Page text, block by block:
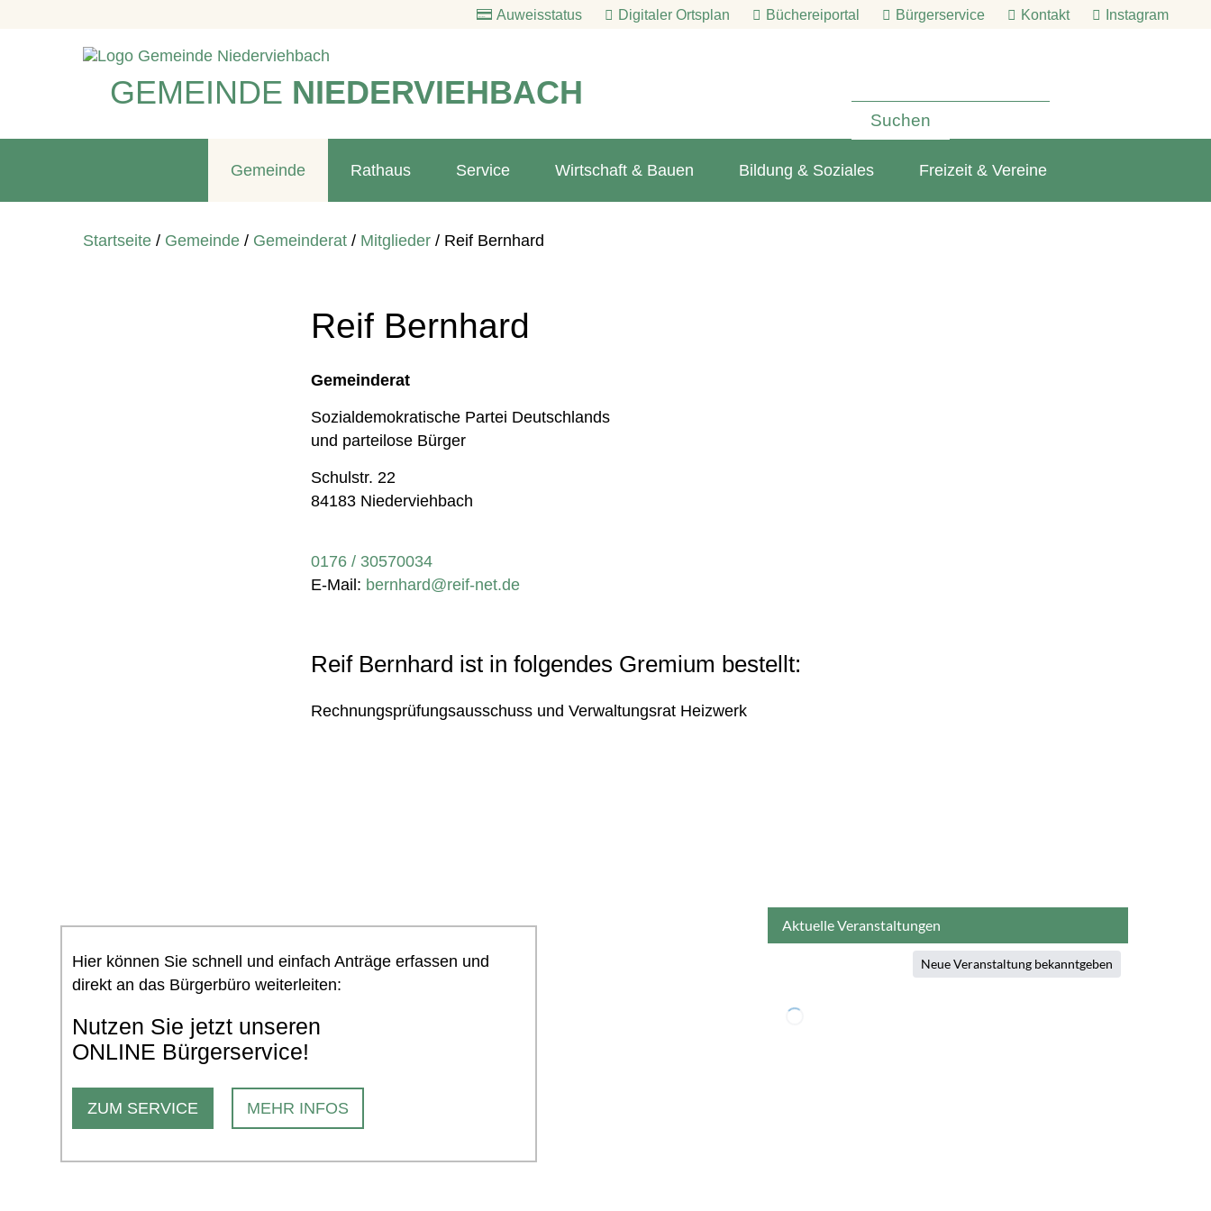
Auweisstatus Digitaler Ortsplan Büchereiportal Bürgerservice Kontakt Instagram
GEMEINDE NIEDERVIEHBACH
Gemeinde Rathaus Service Wirtschaft & Bauen Bildung & Soziales Freizeit & Vereine
Startseite / Gemeinde / Gemeinderat / Mitglieder / Reif Bernhard
Reif Bernhard
Gemeinderat
Sozialdemokratische Partei Deutschlands
und parteilose Bürger
Schulstr. 22
84183 Niederviehbach
0176 / 30570034
E-Mail: bernhard@reif-net.de
Reif Bernhard ist in folgendes Gremium bestellt:
Rechnungsprüfungsausschuss und Verwaltungsrat Heizwerk
Hier können Sie schnell und einfach Anträge erfassen und
direkt an das Bürgerbüro weiterleiten:
Nutzen Sie jetzt unseren
ONLINE Bürgerservice!
ZUM SERVICE MEHR INFOS